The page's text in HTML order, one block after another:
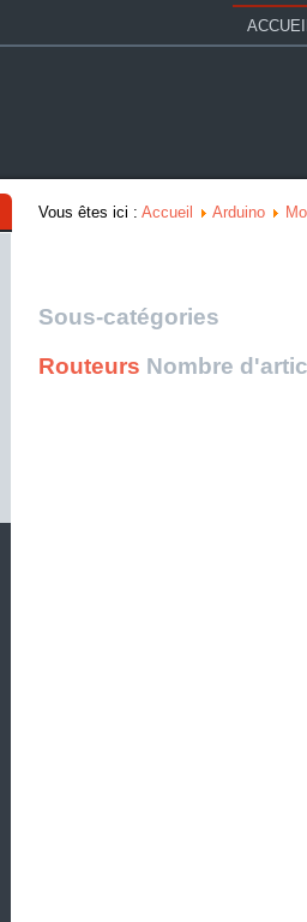
Vous êtes ici : Accueil Arduino
Sous-catégories
Routeurs Nombre